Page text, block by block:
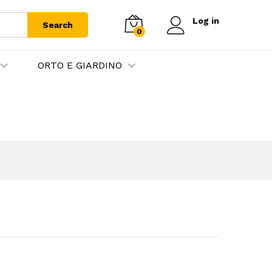
Search
0
Log in
ORTO E GIARDINO